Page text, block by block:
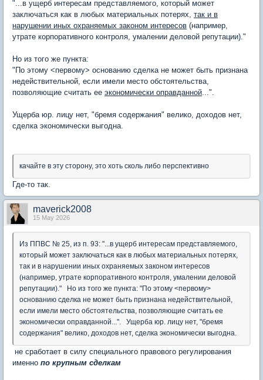
"...в ущерб интересам представляемого, который может
заключаться как в любых материальных потерях, так и в
нарушении иных охраняемых законом интересов (например,
утрате корпоративного контроля, умалении деловой репутации)."
Но из того же пункта:
"По этому <первому> основанию сделка не может быть признана
недействительной, если имели место обстоятельства,
позволяющие считать ее экономически оправданной...".
Ущерба юр. лицу нет, "бремя содержания" велико, доходов нет,
сделка экономически выгодна.
качайте в эту сторону, это хоть сколь либо перспективно
Где-то так.
maverick2008
15 May 2026
Из ППВС № 25, из п. 93: "...в ущерб интересам представляемого,
который может заключаться как в любых материальных потерях,
так и в нарушении иных охраняемых законом интересов
(например, утрате корпоративного контроля, умалении деловой
репутации)." Но из того же пункта: "По этому <первому>
основанию сделка не может быть признана недействительной,
если имели место обстоятельства, позволяющие считать ее
экономически оправданной...". Ущерба юр. лицу нет, "бремя
содержания" велико, доходов нет, сделка экономически выгодна.
не сработает в силу специального правового регулирования
именно по крупным сделкам